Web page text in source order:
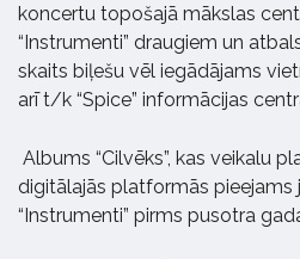
koncertu topošajā mākslas
“Instrumenti” draugiem un
skaits biļešu vēl iegādājams
arī t/k “Spice” informācijas
Albums “Cilvēks”, kas veikalu
digitālajās platformās pieejams
“Instrumenti” pirms pusotra